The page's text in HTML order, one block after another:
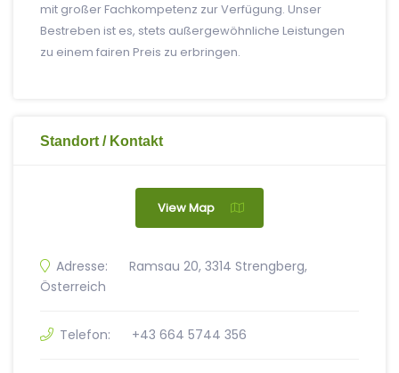
mit großer Fachkompetenz zur Verfügung. Unser
Bestreben ist es, stets außergewöhnliche Leistungen
zu einem fairen Preis zu erbringen.
Standort / Kontakt
View Map
Adresse:
Ramsau 20, 3314 Strengberg,
Österreich
Telefon: +43 664 5744 356